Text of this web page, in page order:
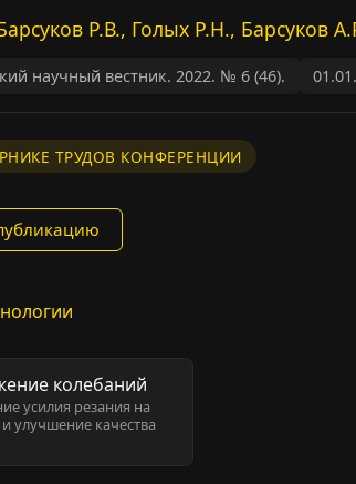
Р.В., Голых Р.Н., Барсуков
научный вестник. 2022. № 6 (46).
ТРУДОВ КОНФЕРЕНЦИИ
колебаний
усилия резания на
и улучшение качества